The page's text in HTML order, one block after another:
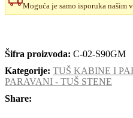
Moguća je samo isporuka našim
Šifra proizvoda: C-02-S90GM
Kategorije: TUŠ KABINE I
PARAVANI - TUŠ STENE
Share: